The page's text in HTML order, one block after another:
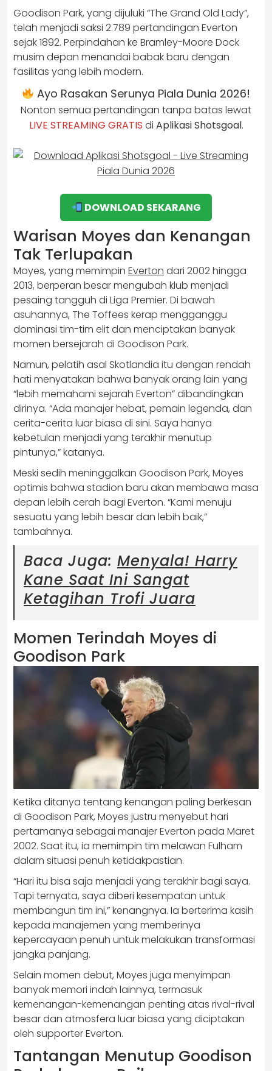
Goodison Park, yang dijuluki “The Grand Old Lady”,
telah menjadi saksi 2.789 pertandingan Everton
sejak 1892. Perpindahan ke Bramley-Moore Dock
musim depan menandai babak baru dengan
fasilitas yang lebih modern.
Ayo Rasakan Serunya Piala Dunia 2026!
Nonton semua pertandingan tanpa batas lewat
LIVE STREAMING GRATIS di Aplikasi Shotsgoal.
DOWNLOAD SEKARANG
Warisan Moyes dan Kenangan
Tak Terlupakan
Moyes, yang memimpin Everton dari 2002 hingga
2013, berperan besar mengubah klub menjadi
pesaing tangguh di Liga Premier. Di bawah
asuhannya, The Toffees kerap mengganggu
dominasi tim-tim elit dan menciptakan banyak
momen bersejarah di Goodison Park.
Namun, pelatih asal Skotlandia itu dengan rendah
hati menyatakan bahwa banyak orang lain yang
“lebih memahami sejarah Everton” dibandingkan
dirinya. “Ada manajer hebat, pemain legenda, dan
cerita-cerita luar biasa di sini. Saya hanya
kebetulan menjadi yang terakhir menutup
pintunya,” katanya.
Meski sedih meninggalkan Goodison Park, Moyes
optimis bahwa stadion baru akan membawa masa
depan lebih cerah bagi Everton. “Kami menuju
sesuatu yang lebih besar dan lebih baik,”
tambahnya.
Baca Juga: Menyala! Harry
Kane Saat Ini Sangat
Ketagihan Trofi Juara
Momen Terindah Moyes di
Goodison Park
Ketika ditanya tentang kenangan paling berkesan
di Goodison Park, Moyes justru menyebut hari
pertamanya sebagai manajer Everton pada Maret
2002. Saat itu, ia memimpin tim melawan Fulham
dalam situasi penuh ketidakpastian.
“Hari itu bisa saja menjadi yang terakhir bagi saya.
Tapi ternyata, saya diberi kesempatan untuk
membangun tim ini,” kenangnya. Ia berterima kasih
kepada manajemen yang memberinya
kepercayaan penuh untuk melakukan transformasi
jangka panjang.
Selain momen debut, Moyes juga menyimpan
banyak memori indah lainnya, termasuk
kemenangan-kemenangan penting atas rival-rival
besar dan atmosfera luar biasa yang diciptakan
oleh supporter Everton.
Tantangan Menutup Goodison